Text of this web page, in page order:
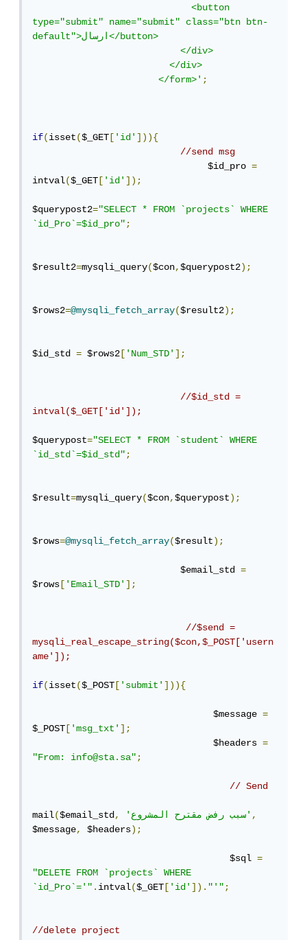
                             <button
type="submit" name="submit" class="btn btn-
default">ارسال</button>
                           </div>
                         </div>
                       </form>'
;
if(isset($_GET ['id'])){
//send msg
                           	$id_pro
=
intval($_GET ['id']);
$querypost2="SELECT * FROM `projects` WHERE
`id_Pro`=$id_pro";
$result2=mysqli_query($con,$querypost2);
$rows2=@mysqli_fetch_array($result2);
$id_std = $rows2 ['Num_STD'];
//$id_std =
intval($_GET['id']);
$querypost="SELECT * FROM `student` WHERE
`id_std`=$id_std";
$result=mysqli_query($con,$querypost);
$rows=@mysqli_fetch_array($result);
                           $email_std
=
$rows ['Email_STD'];
//$send =
mysqli_real_escape_string($con,$_POST['usern
ame']);
if(isset($_POST ['submit'])){
                                 $message
=
$_POST ['msg_txt'];
                                 $headers
=
"From: info@sta.sa";
// Send
mail($email_std, 'سبب رفض مقترح المشروع',
$message, $headers);
                                    $sql
=
"DELETE FROM `projects` WHERE
`id_Pro`='".intval($_GET ['id'])."'";
//delete project